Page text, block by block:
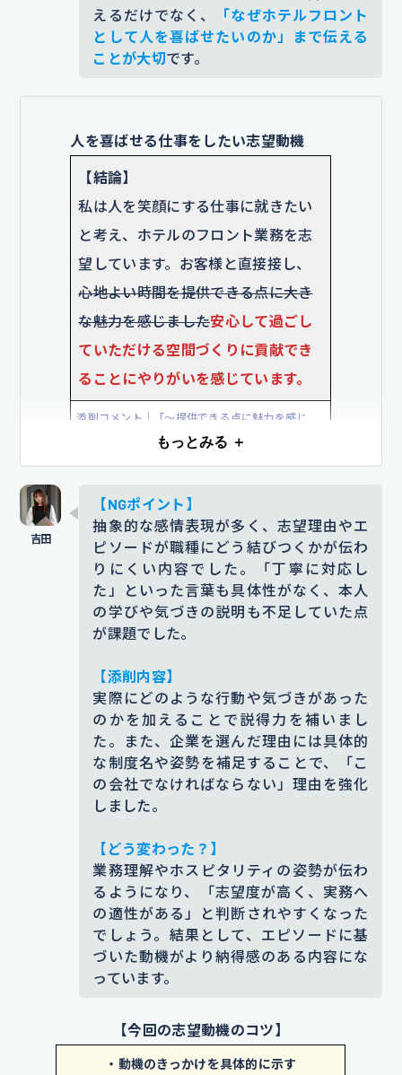
えるだけでなく、
「なぜホテルフロント
として人を喜ばせたいのか」まで伝える
ことが大切です。
人を喜ばせる仕事をしたい志望動機
【結論】
私は人を笑顔にする仕事に就きたい
と考え、ホテルのフロント業務を志
望しています。お客様と直接接し、
心地よい時間を提供できる点に大き
な魅力を感じました安心して過ごし
ていただける空間づくりに貢献でき
ることにやりがいを感じています。
添削コメント｜「～提供できる点に魅力を感じ
た」といった表現では、感想を述べているだけ
由具の具体性が増しました。
【根拠となるエピソード】
高校時代、文化祭で受付係を担当し
た際に、来場者から「丁寧で気持ち
の良い対応だった」と言われた経験
受付係を務め、多くの来場者の対応
をする中で、自分の対応一つで相手
の悩みを解決したり笑顔にしたりで
きることを実感し、接客の面白さを
身に染みて感じたのがきっかけで
添削コメント｜「丁寧と言われた」だけでは本人
のリアルな実体験や当時の心境の変化が見えにく
く、エピソードの内容が薄まっていました。自分
の行動→相手の反応→自身の気づき、という流れ
を意識して書くと説得力が増します。
当日は来場者の案内や質問対応など
を任され、笑顔と丁寧な言葉遣いを
もっとみる ＋
【NGポイント】
抽象的な感情表現が多く、志望理由やエ
ピソードが職種にどう結びつくかが伝わ
りにくい内容でした。「丁寧に対応し
た」といった言葉も具体性がなく、本人
の学びや気づきの説明も不足していた点
が課題でした。
【添削内容】
実際にどのような行動や気づきがあった
のかを加えることで説得力を補いまし
た。また、企業を選んだ理由には具体的
な制度名や姿勢を補足することで、「こ
の会社でなければならない」理由を強化
しました。
【どう変わった？】
業務理解やホスピタリティの姿勢が伝わ
るようになり、「志望度が高く、実務へ
の適性がある」と判断されやすくなった
でしょう。結果として、エピソードに基
づいた動機がより納得感のある内容にな
っています。
【今回の志望動機のコツ】
・動機のきっかけを具体的に示す